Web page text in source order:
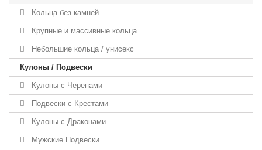
Кольца без камней
Крупные и массивные кольца
Небольшие кольца / унисекс
Кулоны / Подвески
Кулоны с Черепами
Подвески с Крестами
Кулоны с Драконами
Мужские Подвески